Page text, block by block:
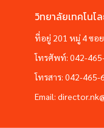
วิทยาลัยเทคโนโ
ที่อยู่ 201 หมู่ 4 ซอ
โทรศัพท์: 042-
โทรสาร: 042-465-
Email: